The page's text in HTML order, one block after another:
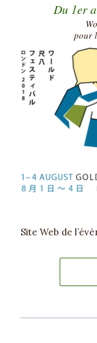
Du 1er
pour
Site Web de